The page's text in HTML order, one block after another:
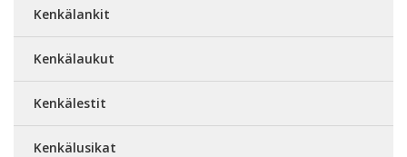
Kenkälankit
Kenkälaukut
Kenkälestit
Kenkälusikat